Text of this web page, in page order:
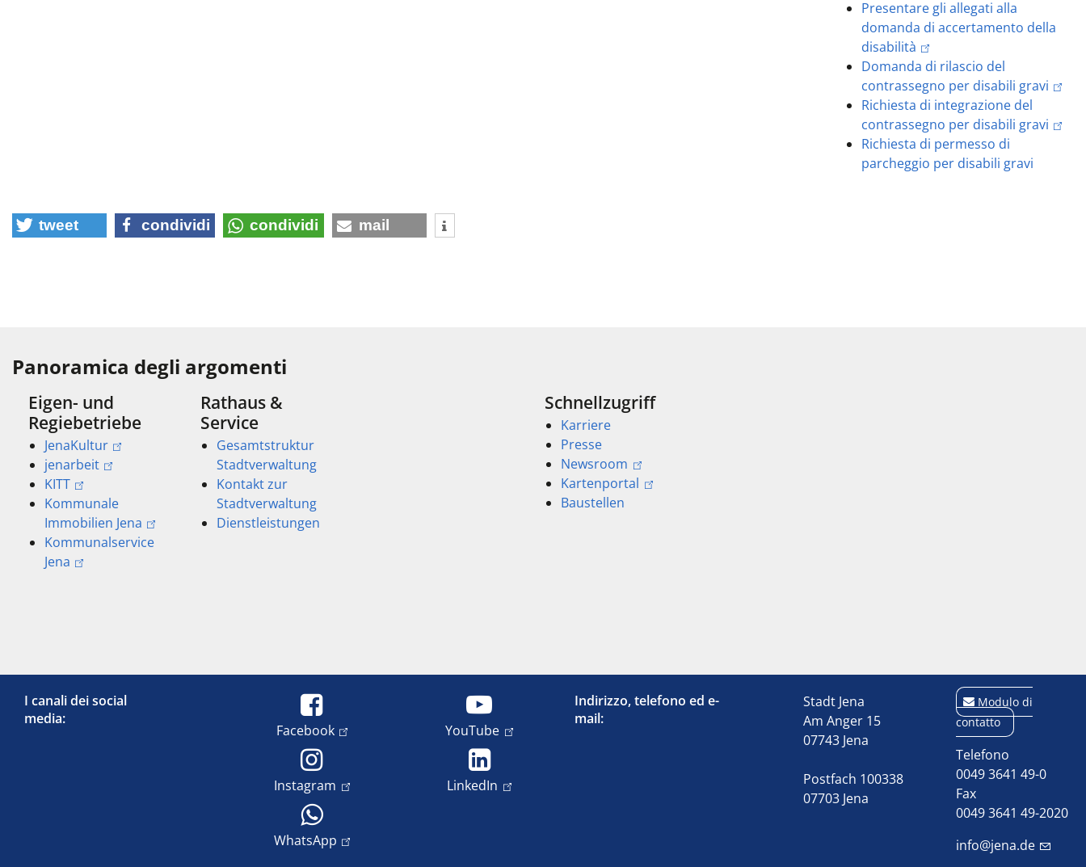
Presentare gli allegati alla
domanda di accertamento della
disabilità
Domanda di rilascio del
contrassegno per disabili gravi
Richiesta di integrazione del
contrassegno per disabili gravi
Richiesta di permesso di
parcheggio per disabili gravi
tweet condividi condividi mail
Panoramica degli argomenti
Eigen- und
Regiebetriebe
JenaKultur
jenarbeit
KITT
Kommunale
Immobilien Jena
Kommunalservice
Jena
Rathaus &
Service
Gesamtstruktur
Stadtverwaltung
Kontakt zur
Stadtverwaltung
Dienstleistungen
Schnellzugriff
Karriere
Presse
Newsroom
Kartenportal
Baustellen
I canali dei social
media:
Facebook YouTube
Instagram LinkedIn
WhatsApp
Indirizzo, telefono ed e-
mail:
Stadt Jena
Am Anger 15
07743 Jena
Postfach 100338
07703 Jena
Modulo di
contatto
Telefono
0049 3641 49-0
Fax
0049 3641 49-2020
info@jena.de